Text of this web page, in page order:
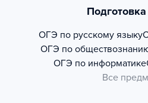
ОГЭ по русскому языку
ОГЭ по
ОГЭ по информатике
Все